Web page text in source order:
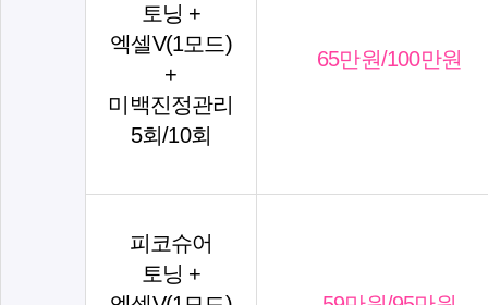
토닝 +
엑셀V(1모드)
+
미백진정관리
5회/10회
65만원/100만원
피코슈어
토닝 +